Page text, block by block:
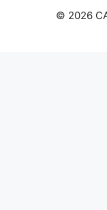
© 2026